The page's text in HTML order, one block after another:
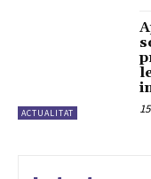
ACTUALITAT